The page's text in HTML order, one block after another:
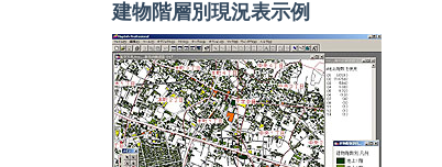
建物階層別現況表示例